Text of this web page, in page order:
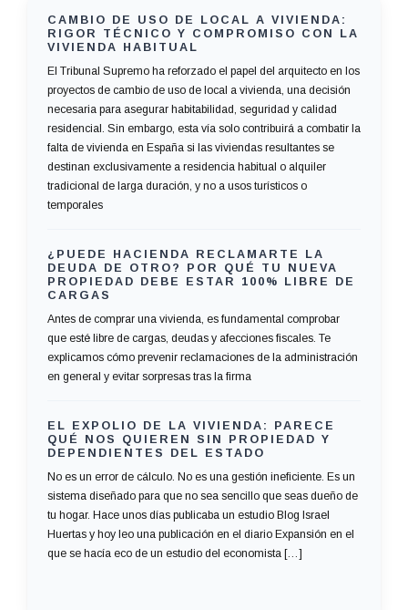
CAMBIO DE USO DE LOCAL A VIVIENDA:
RIGOR TÉCNICO Y COMPROMISO CON LA
VIVIENDA HABITUAL
El Tribunal Supremo ha reforzado el papel del arquitecto en los
proyectos de cambio de uso de local a vivienda, una decisión
necesaria para asegurar habitabilidad, seguridad y calidad
residencial. Sin embargo, esta vía solo contribuirá a combatir la
falta de vivienda en España si las viviendas resultantes se
destinan exclusivamente a residencia habitual o alquiler
tradicional de larga duración, y no a usos turísticos o
temporales
¿PUEDE HACIENDA RECLAMARTE LA
DEUDA DE OTRO? POR QUÉ TU NUEVA
PROPIEDAD DEBE ESTAR 100% LIBRE DE
CARGAS
Antes de comprar una vivienda, es fundamental comprobar
que esté libre de cargas, deudas y afecciones fiscales. Te
explicamos cómo prevenir reclamaciones de la administración
en general y evitar sorpresas tras la firma
EL EXPOLIO DE LA VIVIENDA: PARECE
QUÉ NOS QUIEREN SIN PROPIEDAD Y
DEPENDIENTES DEL ESTADO
No es un error de cálculo. No es una gestión ineficiente. Es un
sistema diseñado para que no sea sencillo que seas dueño de
tu hogar. Hace unos días publicaba un estudio Blog Israel
Huertas y hoy leo una publicación en el diario Expansión en el
que se hacía eco de un estudio del economista […]